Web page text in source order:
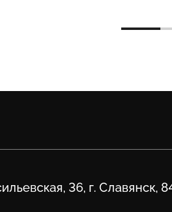
36, г. Славянск,